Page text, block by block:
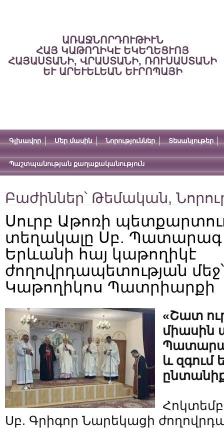
ԱՌԱՋՆՈՐԴՈՒԹԻՒՆ
ՀԱՅ ԿԱԹՈՂԻԿԷ ԵԿԵՂԵՑՒՈՅ
ՀԱՅԱՍՏԱՆԻ, ՎՐԱՍՏԱՆԻ, ՌՈՒՍԱՍՏԱՆԻ
ԵՒ ԱՐԵՒԵԼԵԱՆ ԵՒՐՈՊԱՅԻ
Գլխավոր Մեր մասին Նորություններ Տեսանյութեր
Պաշտպանության քաղաքականություն
Բաժիններ՝ Թեմական,
Սուրբ Աթոռի
տեղակալը Սբ. Պատարագ
Երևանի հայ կաթողիկէ
ժողովրդապետության
Կաթողիկոս Պատրիարքի
«Շատ
միասին
և զգում
Սբ. Գրիգոր Նարեկացի